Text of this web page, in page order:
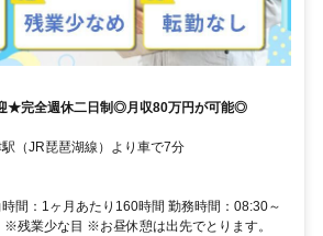
★完全週休二日制◎月収80万円が可能◎
（JR琵琶湖線）より車で7分
間：1ヶ月あたり160時間 勤務時間：08:30～
※残業少な目 ※お昼休憩は出先でとります。